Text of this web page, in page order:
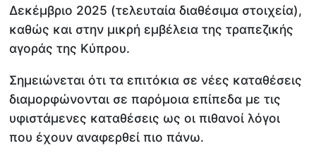
Δεκέμβριο 2025 (τελευταία διαθέσιμα στοιχεία),
καθώς και στην μικρή εμβέλεια της τραπεζικής
αγοράς της Κύπρου.
Σημειώνεται ότι τα επιτόκια σε νέες καταθέσεις
διαμορφώνονται σε παρόμοια επίπεδα με τις
υφιστάμενες καταθέσεις ως οι πιθανοί λόγοι
που έχουν αναφερθεί πιο πάνω.